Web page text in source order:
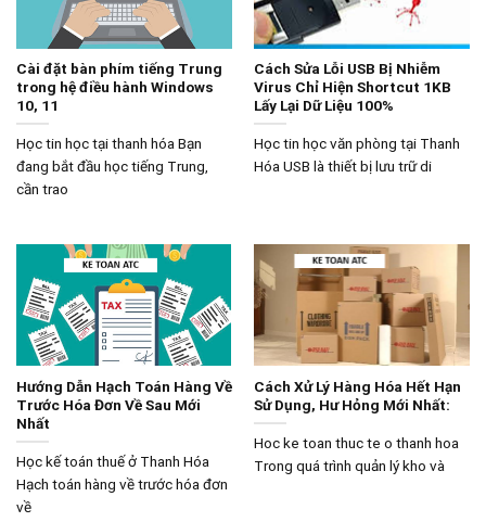
Cài đặt bàn phím tiếng Trung
trong hệ điều hành Windows
10, 11
Học tin học tại thanh hóa Bạn
đang bắt đầu học tiếng Trung,
cần trao
Cách Sửa Lỗi USB Bị Nhiễm
Virus Chỉ Hiện Shortcut 1KB
Lấy Lại Dữ Liệu 100%
Học tin học văn phòng tại Thanh
Hóa USB là thiết bị lưu trữ di
Hướng Dẫn Hạch Toán Hàng Về
Trước Hóa Đơn Về Sau Mới
Nhất
Học kế toán thuế ở Thanh Hóa
Hạch toán hàng về trước hóa đơn
về
Cách Xử Lý Hàng Hóa Hết Hạn
Sử Dụng, Hư Hỏng Mới Nhất:
Hoc ke toan thuc te o thanh hoa
Trong quá trình quản lý kho và